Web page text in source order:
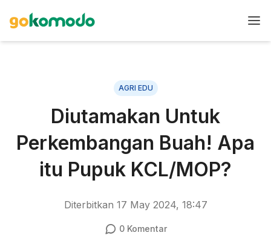
AGRI EDU
Diutamakan Untuk
Perkembangan Buah! Apa
itu Pupuk KCL/MOP?
Diterbitkan 17 May 2024, 18:47
0Komentar